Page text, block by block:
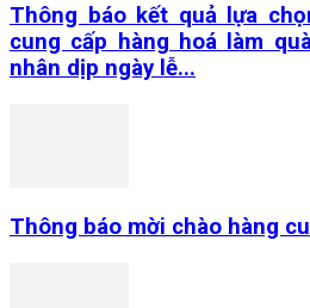
Thông báo kết quả lựa
cung cấp hàng hoá làm
nhân dịp ngày lễ...
Thông báo mời chào hàng